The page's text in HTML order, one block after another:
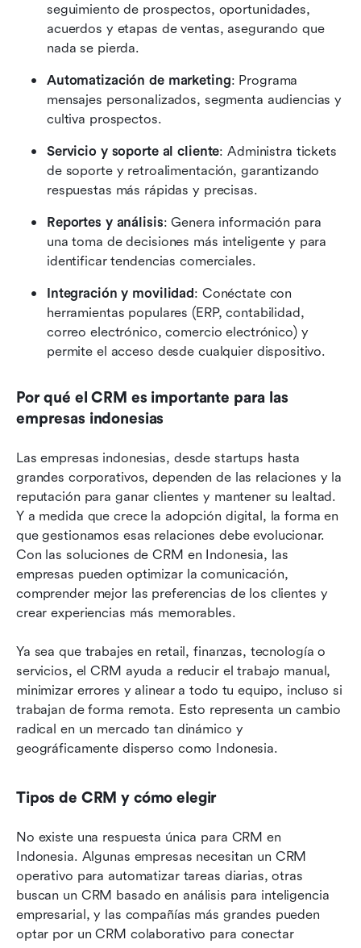
seguimiento de prospectos, oportunidades,
acuerdos y etapas de ventas, asegurando que
nada se pierda.
Automatización de marketing: Programa
mensajes personalizados, segmenta audiencias y
cultiva prospectos.
Servicio y soporte al cliente: Administra tickets
de soporte y retroalimentación, garantizando
respuestas más rápidas y precisas.
Reportes y análisis: Genera información para
una toma de decisiones más inteligente y para
identificar tendencias comerciales.
Integración y movilidad: Conéctate con
herramientas populares (ERP, contabilidad,
correo electrónico, comercio electrónico) y
permite el acceso desde cualquier dispositivo.
Por qué el CRM es importante para las
empresas indonesias
Las empresas indonesias, desde startups hasta
grandes corporativos, dependen de las relaciones y la
reputación para ganar clientes y mantener su lealtad.
Y a medida que crece la adopción digital, la forma en
que gestionamos esas relaciones debe evolucionar.
Con las soluciones de CRM en Indonesia, las
empresas pueden optimizar la comunicación,
comprender mejor las preferencias de los clientes y
crear experiencias más memorables.
Ya sea que trabajes en retail, finanzas, tecnología o
servicios, el CRM ayuda a reducir el trabajo manual,
minimizar errores y alinear a todo tu equipo, incluso si
trabajan de forma remota. Esto representa un cambio
radical en un mercado tan dinámico y
geográficamente disperso como Indonesia.
Tipos de CRM y cómo elegir
No existe una respuesta única para CRM en
Indonesia. Algunas empresas necesitan un CRM
operativo para automatizar tareas diarias, otras
buscan un CRM basado en análisis para inteligencia
empresarial, y las compañías más grandes pueden
optar por un CRM colaborativo para conectar